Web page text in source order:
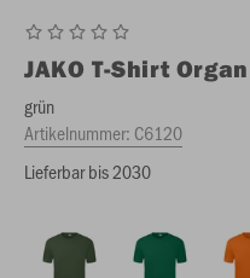
JAKO T-Shirt
grün
Artikelnummer: C6120
Lieferbar bis 2030